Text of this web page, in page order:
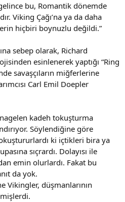
bu, Romantik dönemde
Viking Çağı’na ya da daha
hiçbiri boynuzlu değildi.”
sebep olarak, Richard
esinlenerek yaptığı “Ring
savaşçıların miğferlerine
Carl Emil Doepler
kadeh tokuşturma
Söylendiğine göre
ki içtikleri bira ya
sıçrardı. Dolayısı ile
emin olurlardı. Fakat bu
da yok.
Vikingler, düşmanlarının